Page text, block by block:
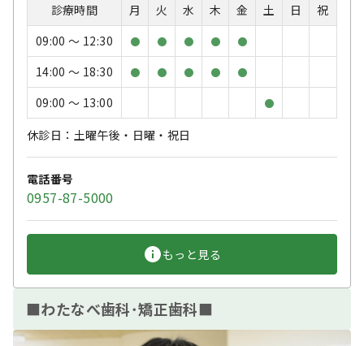
診療時間
月 火 水 木 金 土 日
祝
09:00 〜 12:30
● ● ● ● ●
14:00 〜 18:30 ● ● ● ● ●
09:00 〜 13:00 ●
休診日：土曜午後・日曜・祝日
電話番号
0957-87-5000
もっと見る
■わたなべ歯科･矯正歯科■